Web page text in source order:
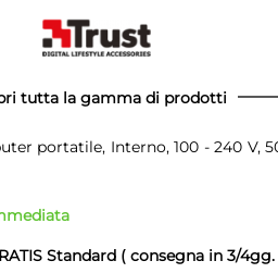
tutta la gamma di prodotti
portatile, Interno, 100 - 240 V,
Standard ( consegna in 3/4gg.